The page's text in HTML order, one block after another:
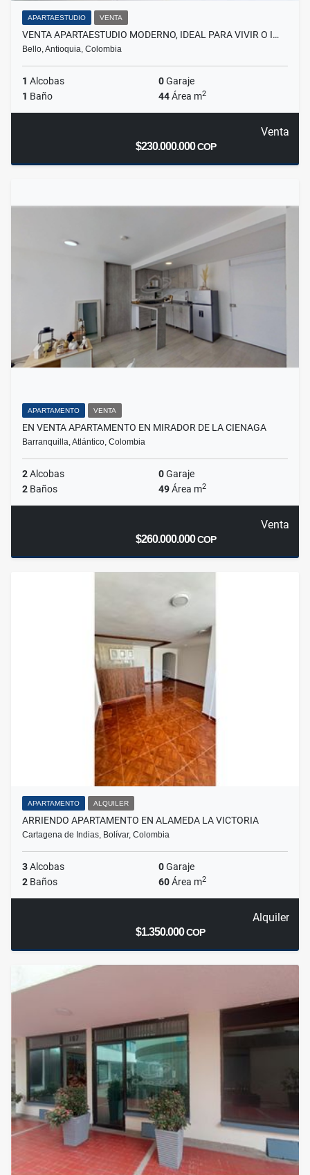
APARTAESTUDIO VENTA
VENTA APARTAESTUDIO MODERNO, IDEAL PARA VIVIR O I…
Bello, Antioquia, Colombia
1 Alcobas 0Garaje
1 Baño 44Área m2
Venta
$230.000.000COP
APARTAMENTO VENTA
EN VENTA APARTAMENTO EN MIRADOR DE LA CIENAGA
Barranquilla, Atlántico, Colombia
2Alcobas 0Garaje
2 Baños 49Área m2
Venta
$260.000.000COP
APARTAMENTO ALQUILER
ARRIENDO APARTAMENTO EN ALAMEDA LA VICTORIA
Cartagena de Indias, Bolívar, Colombia
3Alcobas 0Garaje
2 Baños 60Área m2
Alquiler
$1.350.000COP